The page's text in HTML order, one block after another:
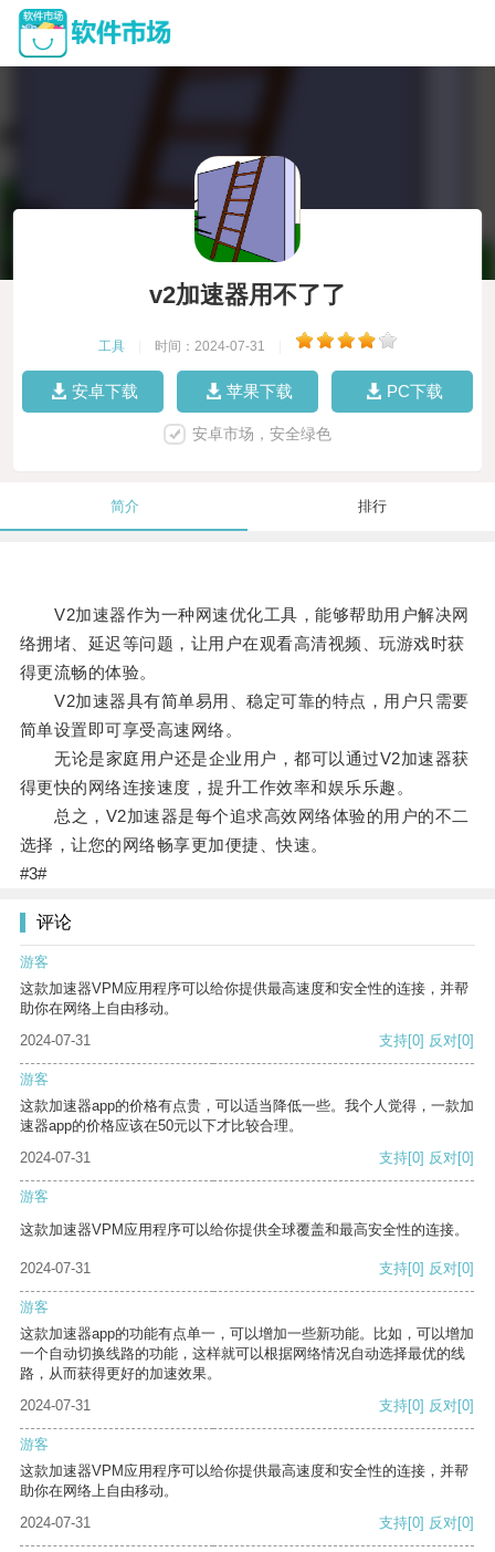
v2加速器用不了了
工具 时间：2024-07-31
安卓下载 苹果下载 PC下载
安卓市场，安全绿色
简介 排行
V2加速器作为一种网速优化工具，能够帮助用户解决网
络拥堵、延迟等问题，让用户在观看高清视频、玩游戏时获
得更流畅的体验。
V2加速器具有简单易用、稳定可靠的特点，用户只需要
简单设置即可享受高速网络。
无论是家庭用户还是企业用户，都可以通过V2加速器获
得更快的网络连接速度，提升工作效率和娱乐乐趣。
总之，V2加速器是每个追求高效网络体验的用户的不二
选择，让您的网络畅享更加便捷、快速。
#3#
评论
游客
这款加速器VPM应用程序可以给你提供最高速度和安全性的连接，并帮
助你在网络上自由移动。
2024-07-31
支持[0] 反对[0]
游客
这款加速器app的价格有点贵，可以适当降低一些。我个人觉得，一款加
速器app的价格应该在50元以下才比较合理。
2024-07-31
支持[0] 反对[0]
游客
这款加速器VPM应用程序可以给你提供全球覆盖和最高安全性的连接。
2024-07-31 支持[0] 反对[0]
游客
这款加速器app的功能有点单一，可以增加一些新功能。比如，可以增加
一个自动切换线路的功能，这样就可以根据网络情况自动选择最优的线
路，从而获得更好的加速效果。
2024-07-31
支持[0] 反对[0]
游客
这款加速器VPM应用程序可以给你提供最高速度和安全性的连接，并帮
助你在网络上自由移动。
2024-07-31
支持[0] 反对[0]